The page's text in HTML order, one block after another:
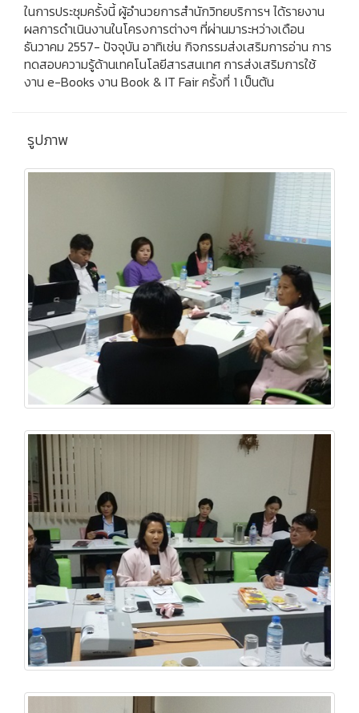
ในการประชุมครั้งนี้ ผู้อำนวยการสำนักวิทยบริการฯ ได้รายงาน
ผลการดำเนินงานในโครงการต่างๆ ที่ผ่านมาระหว่างเดือน
ธันวาคม 2557- ปัจจุบัน อาทิเช่น กิจกรรมส่งเสริมการอ่าน การ
ทดสอบความรู้ด้านเทคโนโลยีสารสนเทศ การส่งเสริมการใช้
งาน e-Books งาน Book & IT Fair ครั้งที่ 1 เป็นต้น
รูปภาพ